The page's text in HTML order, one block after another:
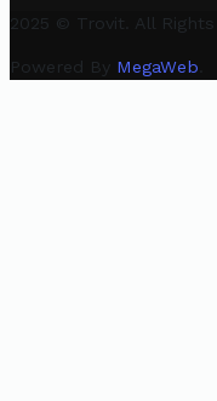
2025 © Trovit. All Rights
Powered By MegaWeb